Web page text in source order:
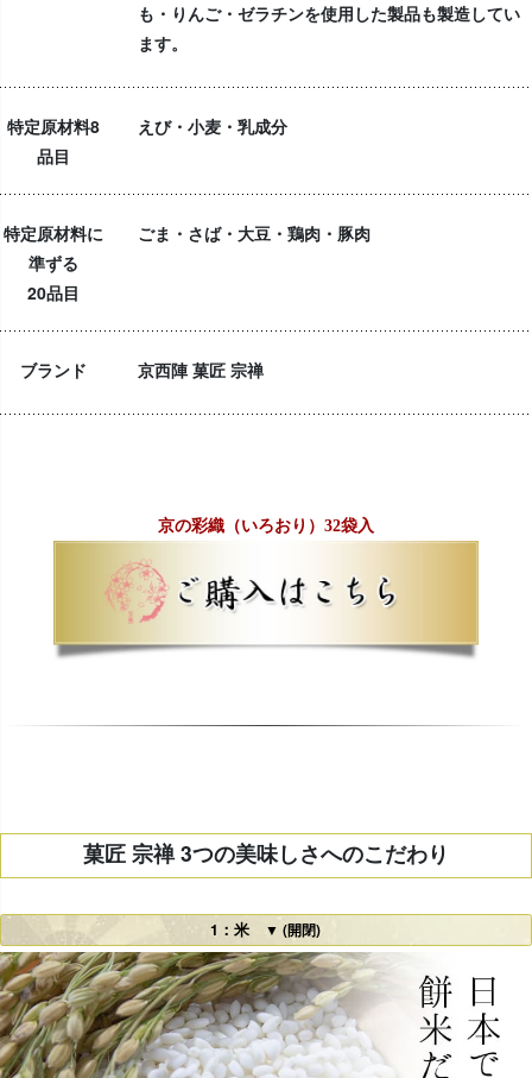
も・りんご・ゼラチンを使用した製品も製造してい
ます。
特定原材料8
品目
えび・小麦・乳成分
特定原材料に
準ずる
20品目
ごま・さば・大豆・鶏肉・豚肉
ブランド 京西陣 菓匠 宗禅
京の彩織（いろおり）32袋入
菓匠 宗禅 3つの美味しさへのこだわり
1：米 ▼ (開閉)